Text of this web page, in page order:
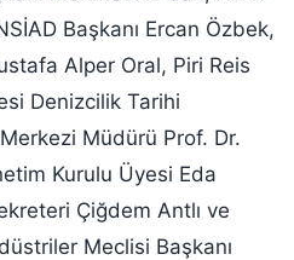
Başkanı Ercan Özbek,
Alper Oral, Piri Reis
Denizcilik Tarihi
Müdürü Prof. Dr.
Kurulu Üyesi Eda
Çiğdem Antlı ve
Meclisi Başkanı